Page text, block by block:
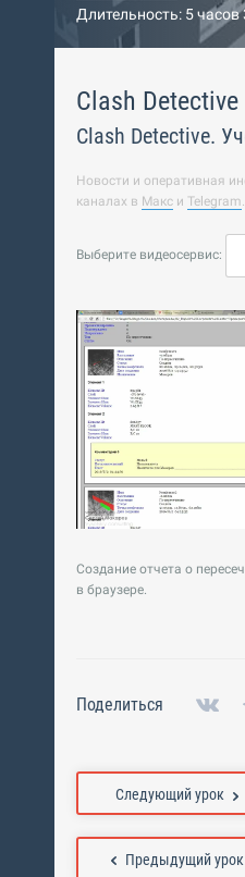
Длительность: 5 часов
Clash Detective
Clash Detective.
Новости и оперативная
каналах в Макс и Telegram.
Выберите видеосервис:
Создание отчета о
в браузере.
Поделиться
Предыдущий урок
Следующий урок